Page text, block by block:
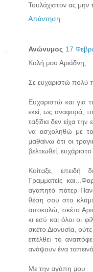
Τουλάχιστον ας μην
Απάντηση
Ανώνυμος 17
Καλή μου Αριάδνη,
Σε ευχαριστώ πολύ
Ευχαριστώ και για
εκεί, ως αναφορά,
ταξίδια δεν είχα
να ασχοληθώ με
μαθαίνω ότι οι
βελτιωθεί,
Κοίταξε,
Γραμματείς
αγαπητό πάτερ
θέση σου στο
αποκαλώ, σκέτο
κι εσύ και όλοι οι
σκέτο Διονυσία,
επέλθει το
ανάψουν ένα ταπεινό
Με την αγάπη μου